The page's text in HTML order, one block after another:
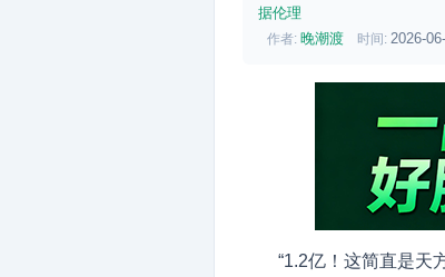
据伦理
作者: 晚潮渡 时间: 2026-
“1.2亿！这简直是天